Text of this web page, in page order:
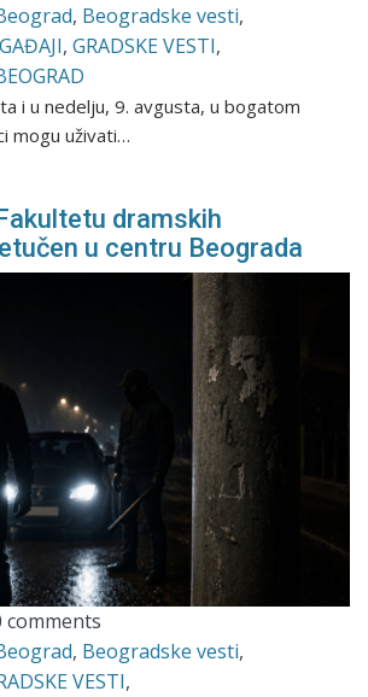
, Beogradske vesti,
,GRADSKE VESTI,
i u nedelju, 9. avgusta, u bogatom
mogu uživati…
dramskih
u centru Beograda
comments
, Beogradske vesti,
VESTI,